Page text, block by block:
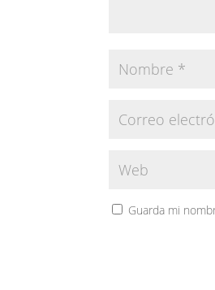
Guarda mi